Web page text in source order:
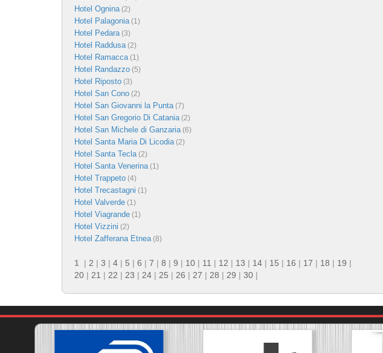
Hotel Ognina(2)
Hotel Palagonia(1)
Hotel Pedara(3)
Hotel Raddusa(2)
Hotel Ramacca(1)
Hotel Randazzo (5)
Hotel Riposto (3)
Hotel San Cono (2)
Hotel San Giovanni la Punta(7)
Hotel San Gregorio Di Catania(2)
Hotel San Michele di Ganzaria(6)
Hotel Santa Maria Di Licodia(2)
Hotel Santa Tecla(2)
Hotel Santa Venerina(1)
Hotel Trappeto (4)
Hotel Trecastagni (1)
Hotel Valverde (1)
Hotel Viagrande (1)
Hotel Vizzini (2)
Hotel Zafferana Etnea(8)
1 | 2 | 3 | 4 | 5 | 6 | 7 | 8 | 9 | 10 | 11 | 12 | 13 | 14 | 15 | 16 | 17 | 18 | 19 |
20 | 21 | 22 | 23 | 24 | 25 | 26 | 27 | 28 | 29 | 30 |